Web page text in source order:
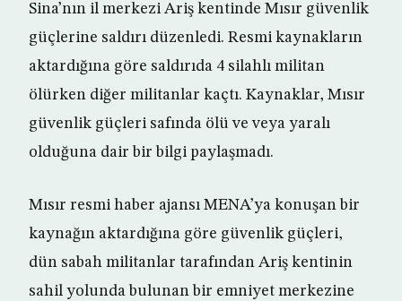
Sina’nın il merkezi Ariş kentinde Mısır güvenlik
güçlerine saldırı düzenledi. Resmi kaynakların
aktardığına göre saldırıda 4 silahlı militan
ölürken diğer militanlar kaçtı. Kaynaklar, Mısır
güvenlik güçleri safında ölü ve veya yaralı
olduğuna dair bir bilgi paylaşmadı.
Mısır resmi haber ajansı MENA’ya konuşan bir
kaynağın aktardığına göre güvenlik güçleri,
dün sabah militanlar tarafından Ariş kentinin
sahil yolunda bulunan bir emniyet merkezine